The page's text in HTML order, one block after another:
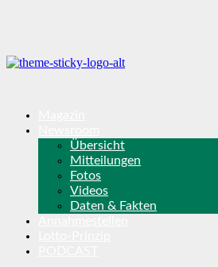
Übersicht
Mitteilungen
Fotos
Videos
Daten & Fakten